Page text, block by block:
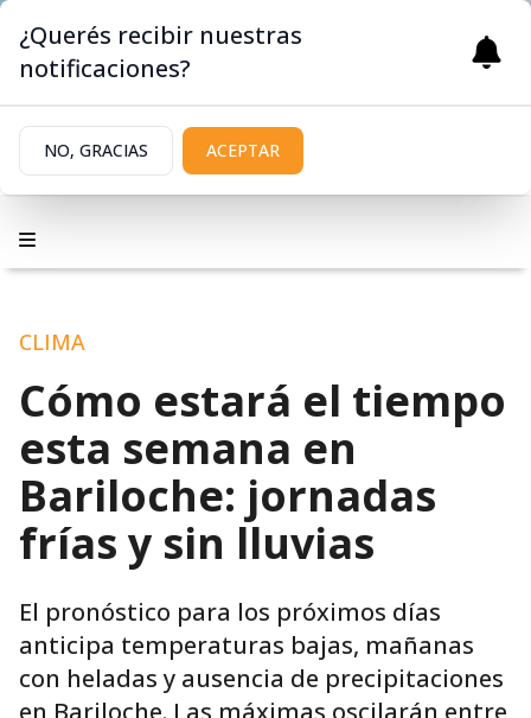
CLIMA
Cómo estará el tiempo
esta semana en
Bariloche: jornadas
frías y sin lluvias
El pronóstico para los próximos días
anticipa temperaturas bajas, mañanas
con heladas y ausencia de precipitaciones
en Bariloche. Las máximas oscilarán entre
¿Querés recibir nuestras
notificaciones?
NO, GRACIAS ACEPTAR